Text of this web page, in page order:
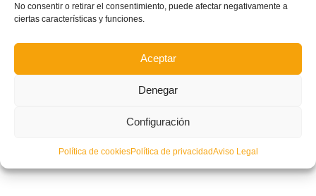
No consentir o retirar el consentimiento, puede afectar negativamente a
ciertas características y funciones.
Aceptar
Denegar
Configuración
Política de cookiesPolítica de privacidadAviso Legal